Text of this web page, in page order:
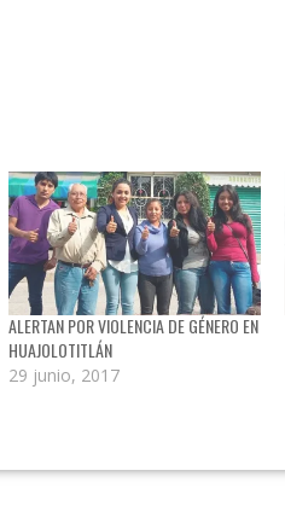
ALERTAN POR VIOLENCIA DE GÉNERO EN
HUAJOLOTITLÁN
29 junio, 2017